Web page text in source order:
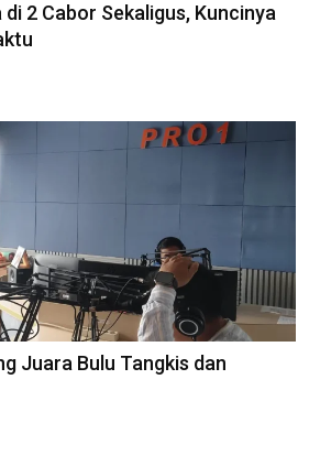
2 Cabor Sekaligus, Kuncinya
Juara Bulu Tangkis dan